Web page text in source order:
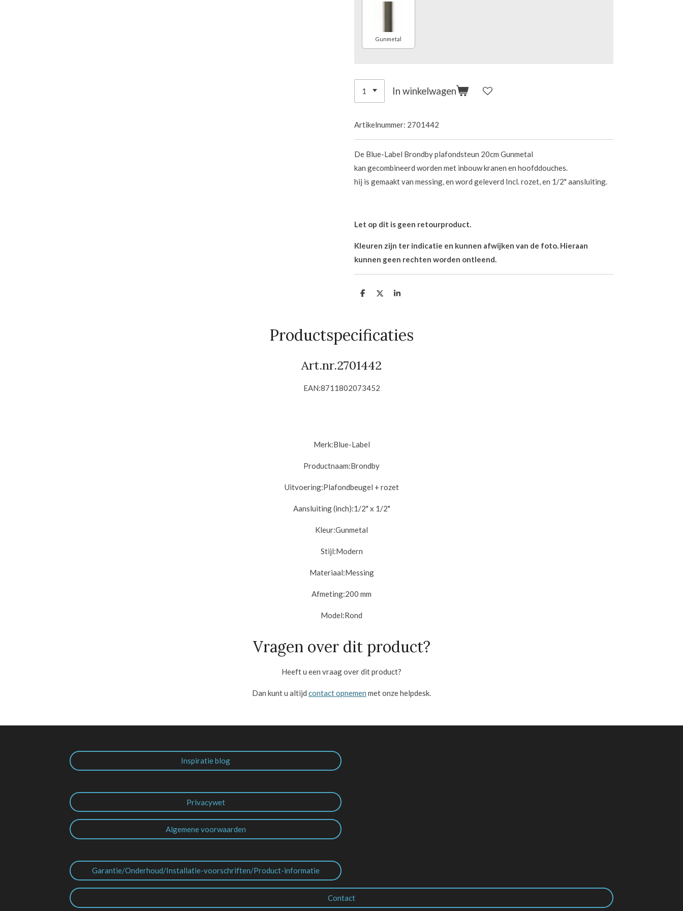
Gunmetal
In winkelwagen
Artikelnummer: 2701442
De Blue-Label Brondby plafondsteun 20cm Gunmetal
kan gecombineerd worden met inbouw kranen en hoofddouches.
hij is gemaakt van messing, en word geleverd Incl. rozet, en 1/2" aansluiting.
Let op dit is geen retourproduct.
Kleuren zijn ter indicatie en kunnen afwijken van de foto. Hieraan
kunnen geen rechten worden ontleend.
D
D
S
Productspecificaties
Art.nr.2701442
EAN:8711802073452
Merk:Blue-Label
Productnaam:Brondby
Uitvoering:Plafondbeugel + rozet
Aansluiting (inch):1/2" x 1/2"
Kleur:Gunmetal
Stijl:Modern
Materiaal:Messing
Afmeting:200 mm
Model:Rond
Vragen over dit product?
Heeft u een vraag over dit product?
Dan kunt u altijd contact opnemen met onze helpdesk.
Inspiratie blog
Privacywet
Algemene voorwaarden
Garantie/Onderhoud/Installatie-voorschriften/Product-informatie
Contact